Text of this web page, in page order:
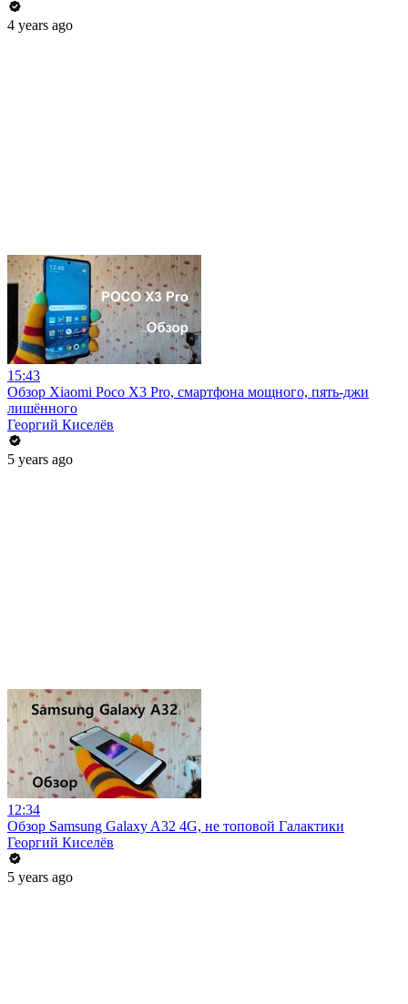
4 years ago
15:43
Обзор Xiaomi Poco X3 Pro, смартфона мощного, пять-джи
лишённого
Георгий Киселёв
5 years ago
12:34
Обзор Samsung Galaxy A32 4G, не топовой Галактики
Георгий Киселёв
5 years ago